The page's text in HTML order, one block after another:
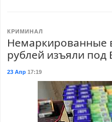
КРИМИНАЛ
Немаркированные
рублей изъяли под
23 Апр17:19